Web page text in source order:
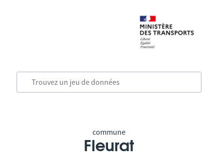
commune
Fleurat